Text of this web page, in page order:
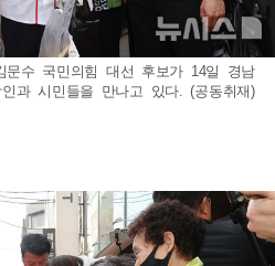
수 국민의힘 대선 후보가 14일 경남
과 시민들을 만나고 있다. (공동취재)